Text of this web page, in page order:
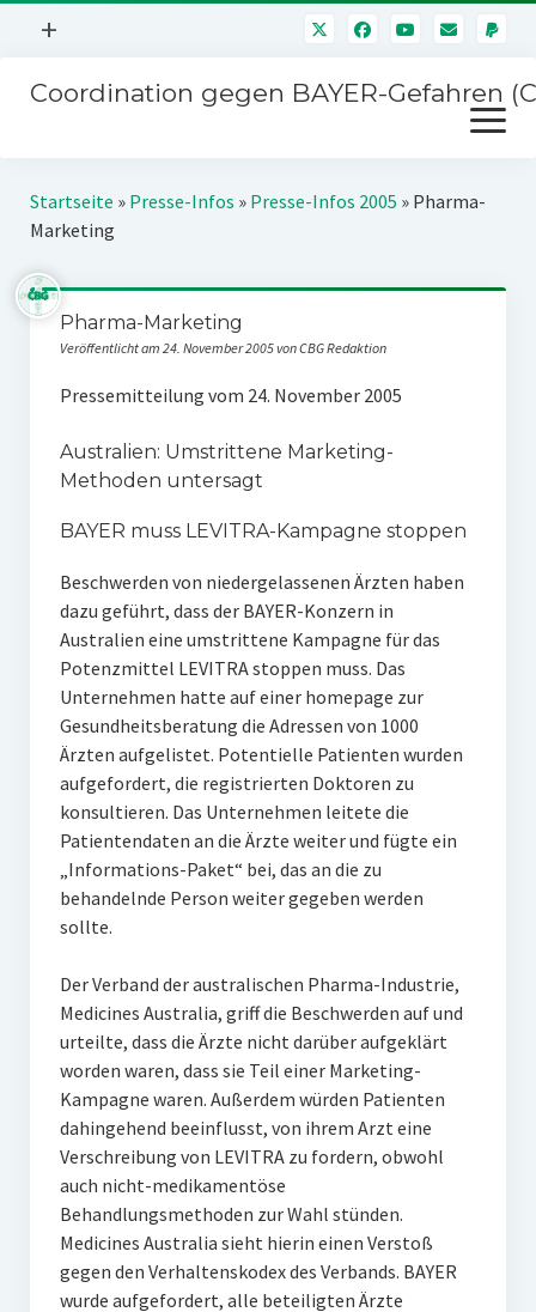
Menü
+
Mitmachen
Über uns
Kontakt
Impressum
Coordination gegen BAYER-Gefahren
Menü
öffnen
Kampagnen
Stichwort BAYER
Jahrestagung
SPENDEN
Startseite » Presse-Infos » Presse-Infos 2005 » Pharma-
Marketing
Pharma-Marketing
Veröffentlicht am 24. November 2005 von CBG Redaktion
Pressemitteilung vom 24. November 2005
Australien: Umstrittene Marketing-
Methoden untersagt
BAYER muss LEVITRA-Kampagne stoppen
Beschwerden von niedergelassenen Ärzten haben
dazu geführt, dass der BAYER-Konzern in
Australien eine umstrittene Kampagne für das
Potenzmittel LEVITRA stoppen muss. Das
Unternehmen hatte auf einer homepage zur
Gesundheitsberatung die Adressen von 1000
Ärzten aufgelistet. Potentielle Patienten wurden
aufgefordert, die registrierten Doktoren zu
konsultieren. Das Unternehmen leitete die
Patientendaten an die Ärzte weiter und fügte ein
„Informations-Paket“ bei, das an die zu
behandelnde Person weiter gegeben werden
sollte.
Der Verband der australischen Pharma-Industrie,
Medicines Australia, griff die Beschwerden auf und
urteilte, dass die Ärzte nicht darüber aufgeklärt
worden waren, dass sie Teil einer Marketing-
Kampagne waren. Außerdem würden Patienten
dahingehend beeinflusst, von ihrem Arzt eine
Verschreibung von LEVITRA zu fordern, obwohl
auch nicht-medikamentöse
Behandlungsmethoden zur Wahl stünden.
Medicines Australia sieht hierin einen Verstoß
gegen den Verhaltenskodex des Verbands. BAYER
wurde aufgefordert, alle beteiligten Ärzte